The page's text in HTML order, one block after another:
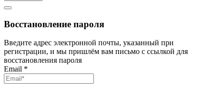
Восстановление пароля
Введите адрес электронной почты, указанный при
регистрации, и мы пришлём вам письмо с ссылкой для
восстановления пароля
Email *